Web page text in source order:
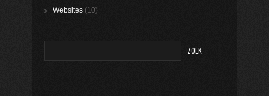
Websites (10)